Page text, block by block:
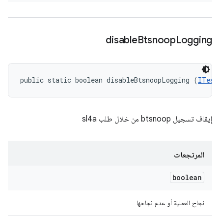
disableBtsnoopLogging
public static boolean disableBtsnoopLogging (
إيقاف تسجيل btsnoop من خلال طلب sl4a
المرتجعات
boolean
نجاح العملية أو عدم نجاحها